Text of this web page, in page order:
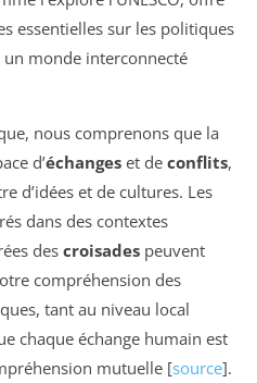
essentielles sur les politiques
un monde interconnecté
nous comprenons que la
d’échanges et de conflits,
d’idées et de cultures. Les
dans des contextes
des croisades peuvent
compréhension des
tant au niveau local
chaque échange humain est
mutuelle [source].